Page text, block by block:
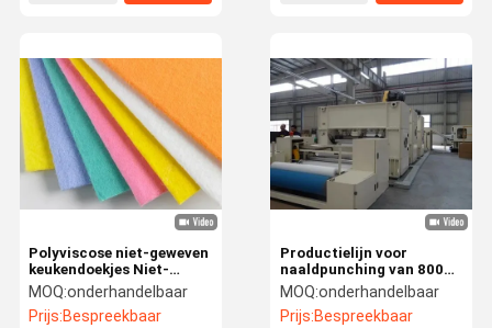
Polyviscose niet-geweven
keukendoekjes Niet-
geweven
naaldpunchmachine
MOQ:onderhandelbaar
Prijs:Bespreekbaar
Productielijn voor
naaldpunching van 800
gram voor niet-geweven
luchtfiltratiemediumgevoel
MOQ:onderhandelbaar
Prijs:Bespreekbaar